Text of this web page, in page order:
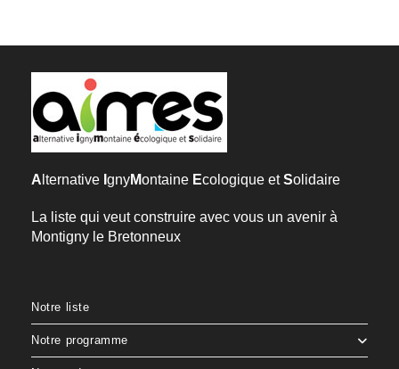
A lternative gnyMontaine Ecologique etSolidaire
La liste qui veut construire avec vous un avenir à
Montigny le Bretonneux
Notre liste
Notre programme